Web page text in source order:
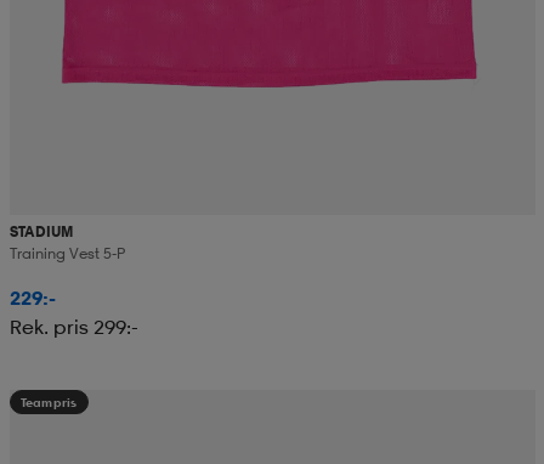
STADIUM
Training Vest 5-P
229:-
Rek. pris 299:-
Teampris